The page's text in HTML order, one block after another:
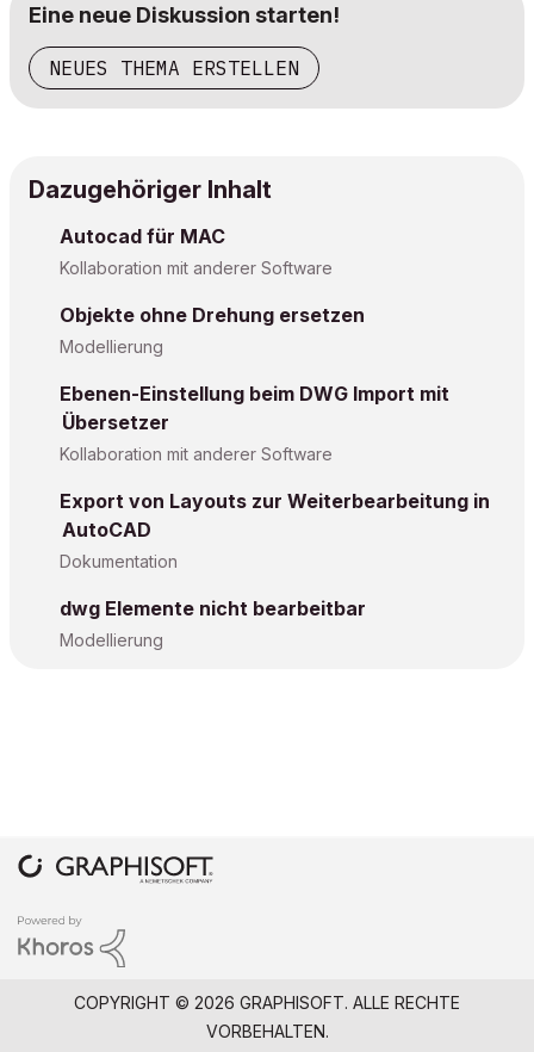
Eine neue Diskussion starten!
NEUES THEMA ERSTELLEN
Dazugehöriger Inhalt
Autocad für MAC
Kollaboration mit anderer Software
Objekte ohne Drehung ersetzen
Modellierung
Ebenen-Einstellung beim DWG Import mit
Übersetzer
Kollaboration mit anderer Software
Export von Layouts zur Weiterbearbeitung in
AutoCAD
Dokumentation
dwg Elemente nicht bearbeitbar
Modellierung
COPYRIGHT © 2026 GRAPHISOFT. ALLE RECHTE
VORBEHALTEN.